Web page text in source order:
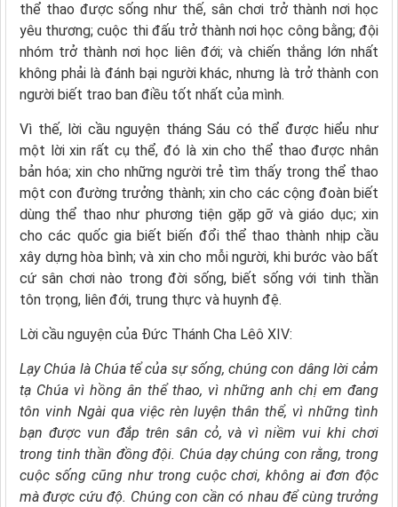
thể thao được sống như thế, sân chơi trở thành nơi học
yêu thương; cuộc thi đấu trở thành nơi học công bằng; đội
nhóm trở thành nơi học liên đới; và chiến thắng lớn nhất
không phải là đánh bại người khác, nhưng là trở thành con
người biết trao ban điều tốt nhất của mình.
Vì thế, lời cầu nguyện tháng Sáu có thể được hiểu như
một lời xin rất cụ thể, đó là xin cho thể thao được nhân
bản hóa; xin cho những người trẻ tìm thấy trong thể thao
một con đường trưởng thành; xin cho các cộng đoàn biết
dùng thể thao như phương tiện gặp gỡ và giáo dục; xin
cho các quốc gia biết biến đổi thể thao thành nhịp cầu
xây dựng hòa bình; và xin cho mỗi người, khi bước vào bất
cứ sân chơi nào trong đời sống, biết sống với tinh thần
tôn trọng, liên đới, trung thực và huynh đệ.
Lời cầu nguyện của Đức Thánh Cha Lêô XIV:
Lạy Chúa là Chúa tể của sự sống, chúng con dâng lời cảm
tạ Chúa vì hồng ân thể thao, vì những anh chị em đang
tôn vinh Ngài qua việc rèn luyện thân thể, vì những tình
bạn được vun đắp trên sân cỏ, và vì niềm vui khi chơi
trong tinh thần đồng đội. Chúa dạy chúng con rằng, trong
cuộc sống cũng như trong cuộc chơi, không ai đơn độc
mà được cứu độ. Chúng con cần có nhau để cùng trưởng